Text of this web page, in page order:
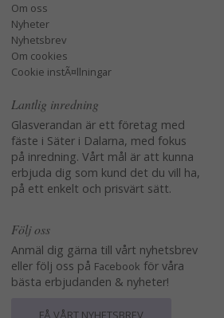
Om oss
Nyheter
Nyhetsbrev
Om cookies
Cookie instÃ¤llningar
Lantlig inredning
Glasverandan är ett företag med
fäste i Säter i Dalarna, med fokus
på inredning. Vårt mål är att kunna
erbjuda dig som kund det du vill ha,
på ett enkelt och prisvärt sätt.
Följ oss
Anmäl dig gärna till vårt nyhetsbrev
eller följ oss på Facebook för våra
bästa erbjudanden & nyheter!
FÅ VÅRT NYHETSBREV